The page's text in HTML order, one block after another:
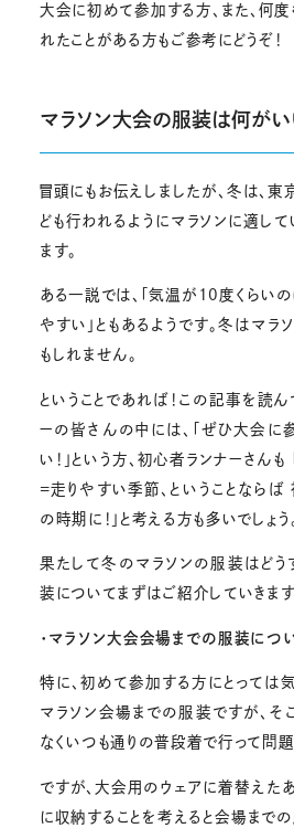
大会に初めて参加する方、また、何
れたことがある方もご参考にどうぞ！
マラソン大会の服装は何がい
冒頭にもお伝えしましたが、冬は、
ども行われるようにマラソンに適し
ます。
ある一説では、「気温が10度くらい
やすい」ともあるようです。冬はマ
もしれません。
ということであれば！この記事を読
ーの皆さんの中には、「ぜひ大会に
い！」という方、初心者ランナーさん
=走りやすい季節、ということなら
の時期に！」と考える方も多いでしょう。
果たして冬のマラソンの服装はどう
装についてまずはご紹介していきます
・マラソン大会会場までの服装につ
特に、初めて参加する方にとっては気
マラソン会場までの服装ですが、そ
なくいつも通りの普段着で行って問題
ですが、大会用のウェアに着替えた
に収納することを考えると会場まで